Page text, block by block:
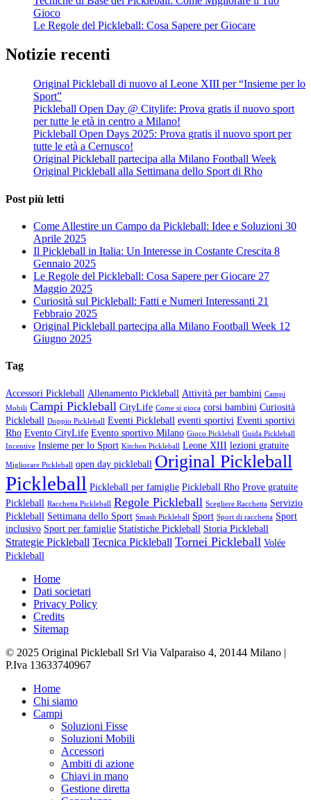
Gioco
Le Regole del Pickleball: Cosa Sapere per Giocare
Notizie recenti
Original Pickleball di nuovo al Leone XIII per “Insieme per lo
Sport”
Pickleball Open Day @ Citylife: Prova gratis il nuovo sport
per tutte le età in centro a Milano!
Pickleball Open Days 2025: Prova gratis il nuovo sport per
tutte le età a Cernusco!
Original Pickleball partecipa alla Milano Football Week
Original Pickleball alla Settimana dello Sport di Rho
Post più letti
Come Allestire un Campo da Pickleball: Idee e Soluzioni 30
Aprile 2025
Il Pickleball in Italia: Un Interesse in Costante Crescita 8
Gennaio 2025
Le Regole del Pickleball: Cosa Sapere per Giocare 27
Maggio 2025
Curiosità sul Pickleball: Fatti e Numeri Interessanti 21
Febbraio 2025
Original Pickleball partecipa alla Milano Football Week 12
Giugno 2025
Tag
Accessori Pickleball Allenamento Pickleball Attività per bambini Campi
Mobili Campi Pickleball CityLife Come si gioca corsi bambini Curiosità
Pickleball Doppio Pickleball Eventi Pickleball eventi sportivi Eventi sportivi
Rho Evento CityLife Evento sportivo Milano Gioco Pickleball Guida Pickleball
Incentive Insieme per lo Sport Kitchen Pickleball Leone XIII lezioni gratuite
Migliorare Pickleball open day pickleball Original Pickleball
Pickleball Pickleball per famiglie Pickleball Rho Prove gratuite
Pickleball Racchetta Pickleball Regole Pickleball Scegliere Racchetta Servizio
Pickleball Settimana dello Sport Smash Pickleball Sport Sport di racchetta Sport
inclusivo Sport per famiglie Statistiche Pickleball Storia Pickleball
Strategie Pickleball Tecnica Pickleball Tornei Pickleball Volée
Pickleball
Home
Dati societari
Privacy Policy
Credits
Sitemap
© 2025 Original Pickleball Srl Via Valparaiso 4, 20144 Milano |
P.Iva 13633740967
Close
Menu
Home
Chi siamo
Campi
Soluzioni Fisse
Soluzioni Mobili
Accessori
Ambiti di azione
Chiavi in mano
Gestione diretta